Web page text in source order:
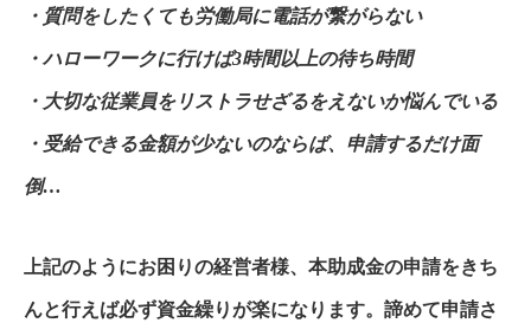
・質問をしたくても労働局に電話が繋がらない
・ハローワークに行けば3時間以上の待ち時間
・大切な従業員をリストラせざるをえないか悩んでいる
・受給できる金額が少ないのならば、申請するだけ面
倒…
上記のようにお困りの経営者様、本助成金の申請をきち
んと行えば必ず資金繰りが楽になります。諦めて申請さ